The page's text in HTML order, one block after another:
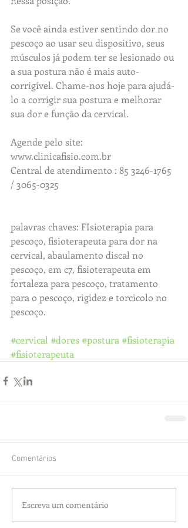
Se você ainda estiver sentindo dor no
pescoço ao usar seu dispositivo, seus
músculos já podem ter se lesionado ou
a sua postura não é mais auto-
corrigível. Chame-nos hoje para ajudá-
lo a corrigir sua postura e melhorar
sua dor e função da cervical.
Agende pelo site:
www.clinicafisio.com.br
Central de atendimento : 85 3246-1765
/ 3065-0325
palavras chaves: FIsioterapia para
pescoço, fisioterapeuta para dor na
cervical, abaulamento discal no
pescoço, em c7, fisioterapeuta em
fortaleza para pescoço, tratamento
para o pescoço, rigidez e torcicolo no
pescoço.
#cervical #dores#postura #fisioterapia
#fisioterapeuta
Comentários
Escreva um comentário